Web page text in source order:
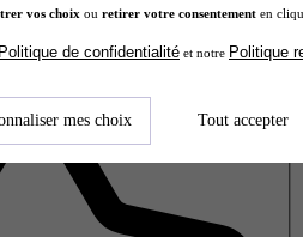
vos choix ou retirer votre consentement en
Politique de confidentialité et notre Politique
mes choix Tout accepter